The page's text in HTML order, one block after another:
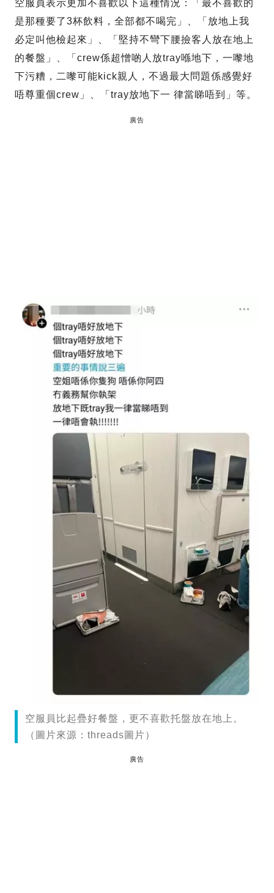
空服員表示更加不喜歡以下這種情況：「最不喜歡的
是那種要了3杯飲料，全部都不喝完」、「放地上我
必定叫他檢起來」、「堅持不彎下腰撿客人放在地上
的餐盤」、「crew係超憎啲人放tray喺地下，一嚟地
下污糟，二嚟可能kick親人，不過最大問題係感覺好
唔尊重個crew」、「tray放地下一 律當睇唔到」等。
廣告
空服員比起疊好餐盤，更不喜歡托盤放在地上。
（圖片來源：threads圖片）
廣告